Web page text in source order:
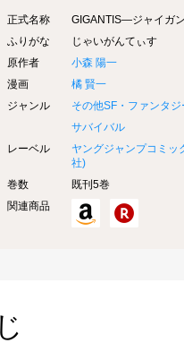
正式名称
GIGANTIS―ジャイガ
ふりがな
じゃいがんてぃす
原作者
小森 陽一
漫画
橘 賢一
ジャンル
その他SF・ファンタジ
サバイバル
レーベル
ヤングジャンプコミッ
社)
巻数
既刊5巻
関連商品